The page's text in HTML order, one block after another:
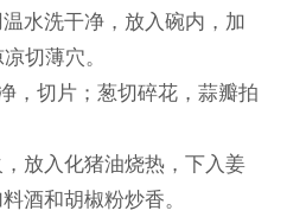
水洗干净，放入碗内，加
切薄穴。
；葱切碎花，蒜瓣拍
放入化猪油烧热，下入姜
酒和胡椒粉炒香。